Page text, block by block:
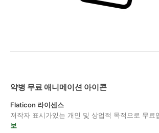
약병 무료 애니메이션 아이콘
Flaticon 라이센스
저작자 표시가있는 개인 및 상업적 목적으로 무료
보